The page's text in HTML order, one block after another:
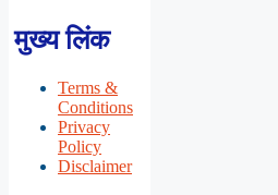
मुख्य लिंक
Terms &
Conditions
Privacy
Policy
Disclaimer